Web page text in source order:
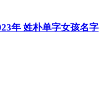
年 姓朴单字女孩名字